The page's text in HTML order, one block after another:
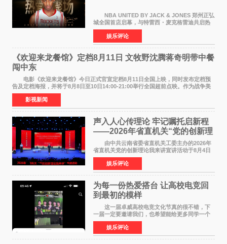
NBA UNITED BY JACK & JONES 郑州正弘
城全国首店启幕，与特雷西・麦克格雷迪共启热
爱 2026 年7 月21 日，
NBAUNITEDBYJACK&JONES 全国首店，于郑
州正弘城正式启幕。NBA 传奇球星
娱乐评论
《欢迎来龙餐馆》定档8月11日 文牧野沈腾蒋奇明带中餐
闯中东
电影《欢迎来龙餐馆》今日正式官宣定档8月11日全国上映，同时发布定档预
告及定档海报，并将于8月8日至10日14:00-21:00举行全国超前点映。作为战争美
食大片，影片讲述的是中国厨师徐福（沈腾
影视新闻
声入人心传理论 牢记嘱托启新程
——2026年省直机关“党的创新理
论我来讲”宣讲活动圆满落幕
由中共云南省委省直机关工委主办的2026年
省直机关党的创新理论我来讲宣讲活动于8月4日
至5日在昆明举办。活动以 "牢记嘱托 感恩奋进
开创云南发展新局面 "为主题，坚持以新时代中国
特色社会主义
娱乐评论
为每一份热爱搭台 让高校电竞回
到最初的模样
这一届卓威高校电竞文化节真的很不错，下
一届一定要邀请我们，也希望能给更多同学一个
来到现场的机会。 2026卓威高校电竞文化节
已经落下帷幕，在活动结束后，仍有不少高校电
竞社负责人和现
娱乐评论